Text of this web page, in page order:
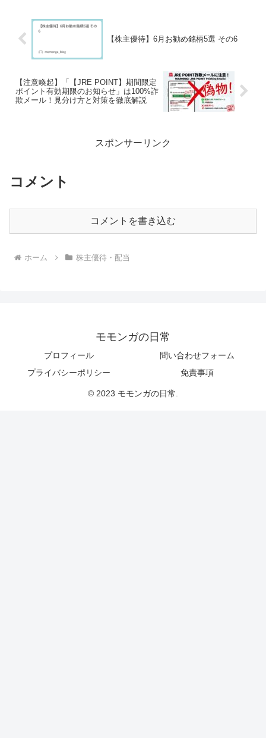
【株主優待】6月お勧め銘柄5選 その6
【注意喚起】「【JRE POINT】期間限定
ポイント有効期限のお知らせ」は100%詐
欺メール！見分け方と対策を徹底解説
スポンサーリンク
コメント
コメントを書き込む
ホーム 株主優待・配当
モモンガの日常
プロフィール
問い合わせフォーム
プライバシーポリシー
免責事項
© 2023 モモンガの日常.